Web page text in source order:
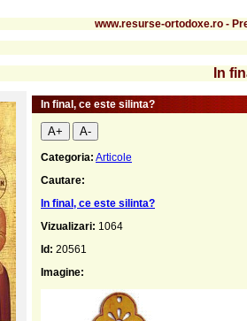
www.resurse-ortodoxe.ro -
In
In final, ce este silinta?
A+ A-
Categoria: Articole
Cautare:
In final, ce este silinta?
Vizualizari: 1064
Id: 20561
Imagine: